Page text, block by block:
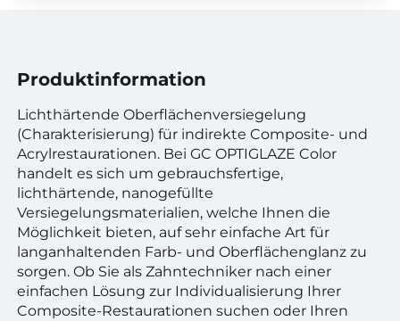
Produktinformation
Lichthärtende Oberflächenversiegelung
(Charakterisierung) für indirekte Composite- und
Acrylrestaurationen. Bei GC OPTIGLAZE Color
handelt es sich um gebrauchsfertige,
lichthärtende, nanogefüllte
Versiegelungsmaterialien, welche Ihnen die
Möglichkeit bieten, auf sehr einfache Art für
langanhaltenden Farb- und Oberflächenglanz zu
sorgen. Ob Sie als Zahntechniker nach einer
einfachen Lösung zur Individualisierung Ihrer
Composite-Restaurationen suchen oder Ihren